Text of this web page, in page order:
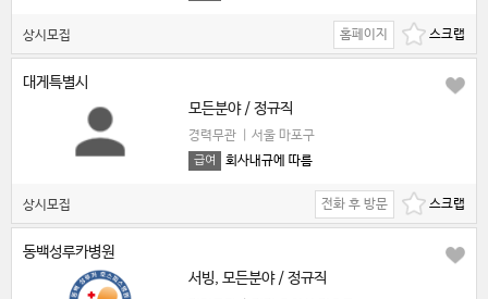
상시모집 홈페이지
대게특별시
모든분야 / 정규직
경력무관 서울 마포구
급여 회사내규에 따름
상시모집 전화 후 방문
동백성루카병원
서빙, 모든분야 / 정규직